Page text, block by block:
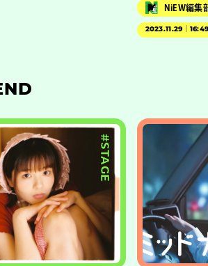
NiEW編集
2023.11.29｜
#STAGE